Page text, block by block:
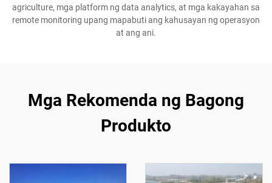
agriculture, mga platform ng data analytics, at mga kakayahan sa
remote monitoring upang mapabuti ang kahusayan ng operasyon
at ang ani.
Mga Rekomenda ng Bagong
Produkto